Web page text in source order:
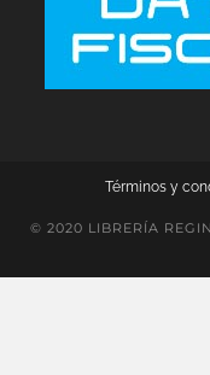
Términos y
© 2020 LIBRERÍA